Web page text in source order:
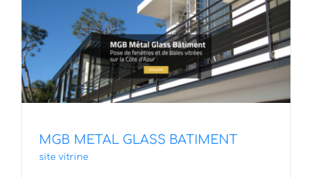
MGB METAL GLASS BATIMENT
site vitrine